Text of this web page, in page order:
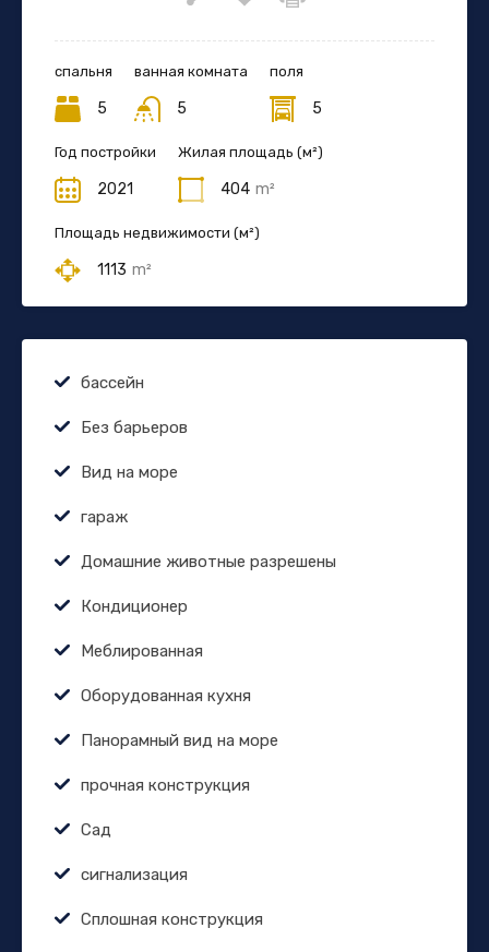
спальня
5
ванная комната
5
поля
5
Год постройки
2021
Жилая площадь (м²)
404 m²
Площадь недвижимости (м²)
1113 m²
бассейн
Без барьеров
Вид на море
гараж
Домашние животные разрешены
Кондиционер
Меблированная
Оборудованная кухня
Панорамный вид на море
прочная конструкция
Сад
сигнализация
Сплошная конструкция